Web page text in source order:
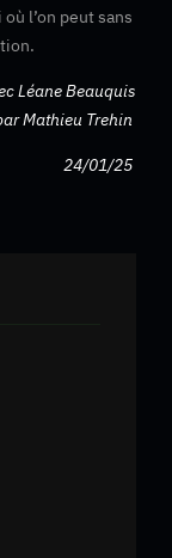
l’on peut sans
Léane Beauquis
Mathieu Trehin
24/01/25